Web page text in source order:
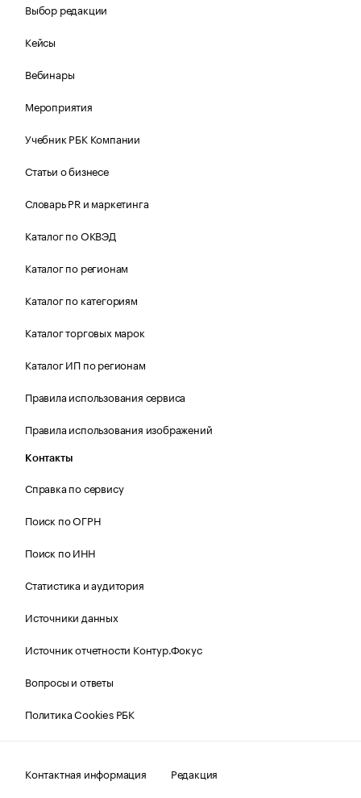
Выбор редакции
Кейсы
Вебинары
Мероприятия
Учебник РБК Компании
Статьи о бизнесе
Словарь PR и маркетинга
Каталог по ОКВЭД
Каталог по регионам
Каталог по категориям
Каталог торговых марок
Каталог ИП по регионам
Правила использования сервиса
Правила использования изображений
Контакты
Справка по сервису
Поиск по ОГРН
Поиск по ИНН
Статистика и аудитория
Источники данных
Источник отчетности Контур.Фокус
Вопросы и ответы
Политика Cookies РБК
Контактная информация
Редакция